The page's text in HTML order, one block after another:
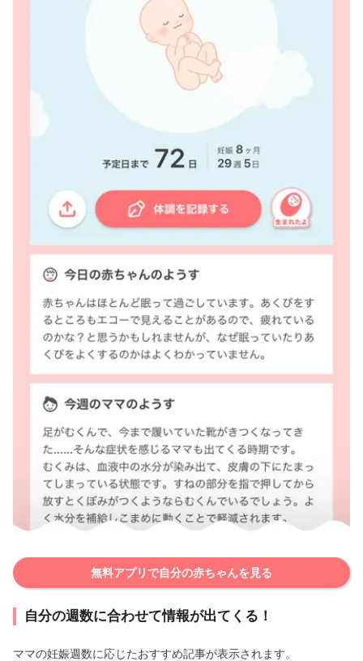
無料アプリで自分の赤ちゃんを見る
自分の週数に合わせて情報が出てくる！
ママの妊娠週数に応じたおすすめ記事が表示されます。